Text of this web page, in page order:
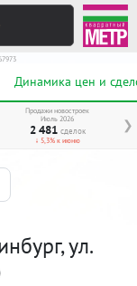
Динамика цен и
❯
Продажи новостроек
Июль 2026
2 481 сделок
↓ 5,3% к июню
ул.